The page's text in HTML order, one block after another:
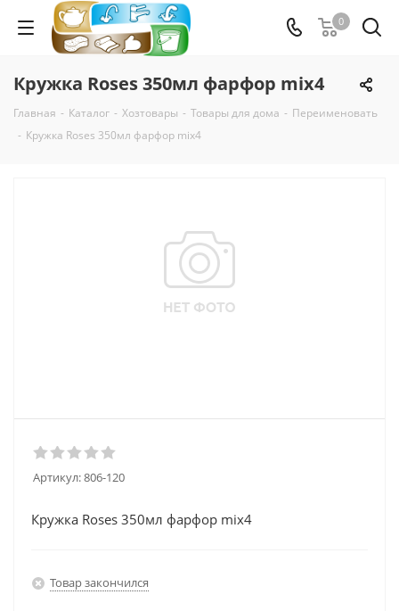
0
Кружка Roses 350мл фарфор mix4
Главная - Каталог - Хозтовары - Товары для дома - Переименовать
- Кружка Roses 350мл фарфор mix4
Артикул:806-120
Кружка Roses 350мл фарфор mix4
Товар закончился